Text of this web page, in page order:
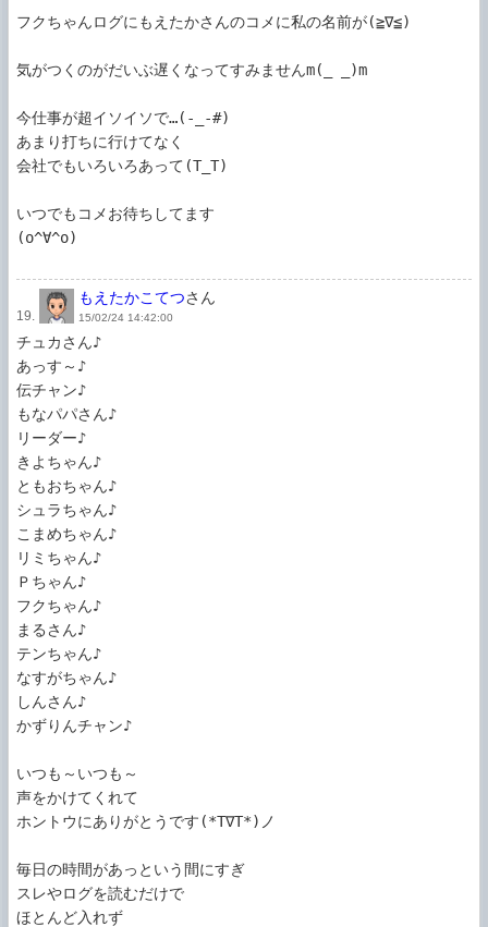
フクちゃんログにもえたかさんのコメに私の名前が(≧∇≦)
気がつくのがだいぶ遅くなってすみませんm(_ _)m
今仕事が超イソイソで…(-_-#)
あまり打ちに行けてなく
会社でもいろいろあって(T_T)
いつでもコメお待ちしてます
(o^∀^o)
19.
もえたかこてつさん
15/02/24 14:42:00
チュカさん♪
あっす～♪
伝チャン♪
もなパパさん♪
リーダー♪
きよちゃん♪
ともおちゃん♪
シュラちゃん♪
こまめちゃん♪
リミちゃん♪
Ｐちゃん♪
フクちゃん♪
まるさん♪
テンちゃん♪
なすがちゃん♪
しんさん♪
かずりんチャン♪
いつも～いつも～
声をかけてくれて
ホントウにありがとうです(*T∇T*)ノ
毎日の時間があっという間にすぎ
スレやログを読むだけで
ほとんど入れず